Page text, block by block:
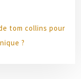
tom collins pour
?